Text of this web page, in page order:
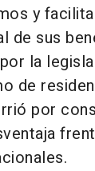
y
de sus
la
de
por